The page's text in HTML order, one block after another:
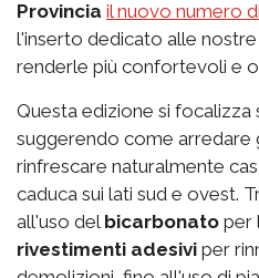
Provincia il nuovo numero di
l'inserto dedicato alle
renderle più confortevoli e
Questa edizione si focalizza
suggerendo come arredare
rinfrescare naturalmente
caduca sui lati sud e ovest.
all'uso del bicarbonato per
rivestimenti adesivi per